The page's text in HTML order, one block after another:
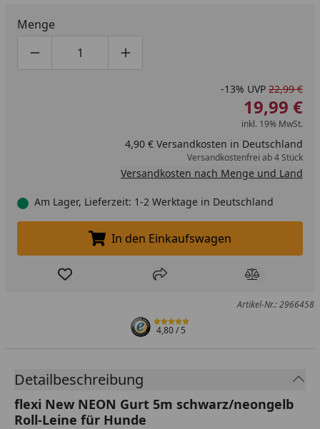
Menge
Produktmenge um eins verringern
Produktmenge manuell eingeben
Produktmenge um eins erhöhen
-13% UVP 22,99 €
19,99 €
inkl. 19% MwSt.
4,90 € Versandkosten in Deutschland
Versandkostenfrei ab 4 Stück
Versandkosten nach Menge und Land
Am Lager, Lieferzeit: 1-2 Werktage in Deutschland
In den Einkaufswagen legen
In den Einkaufswagen
Produkt zur Wunschliste hinzufügen
Teilen Produkt
Artikel-Nr.: 2966458
4,80/ 5
Detailbeschreibung
flexi New NEON Gurt 5m schwarz/neongelb
Roll-Leine für Hunde